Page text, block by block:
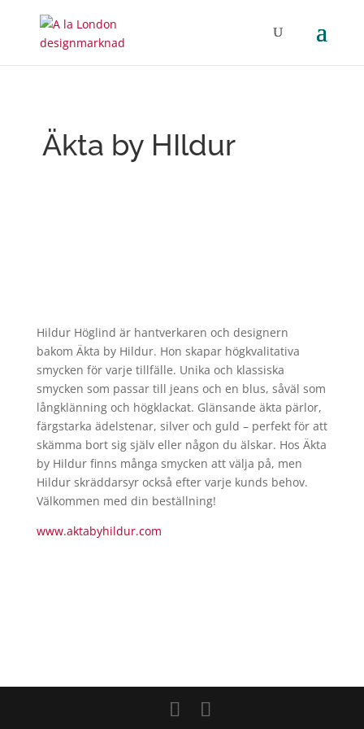
Äkta by HIldur
Hildur Höglind är hantverkaren och designern
bakom Äkta by Hildur. Hon skapar högkvalitativa
smycken för varje tillfälle. Unika och klassiska
smycken som passar till jeans och en blus, såväl som
långklänning och högklackat. Glänsande äkta pärlor,
färgstarka ädelstenar, silver och guld – perfekt för att
skämma bort sig själv eller någon du älskar. Hos Äkta
by Hildur finns många smycken att välja på, men
Hildur skräddarsyr också efter varje kunds behov.
Välkommen med din beställning!
www.aktabyhildur.com